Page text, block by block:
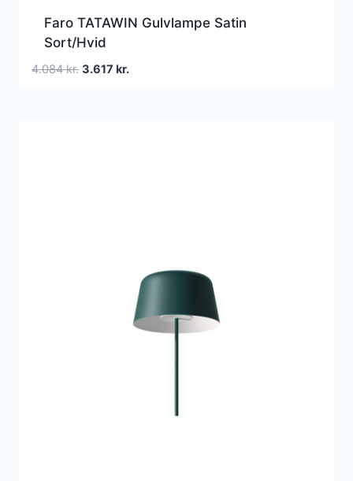
Faro TATAWIN Gulvlampe Satin
Sort/Hvid
4.084kr. Den
3.617 kr.